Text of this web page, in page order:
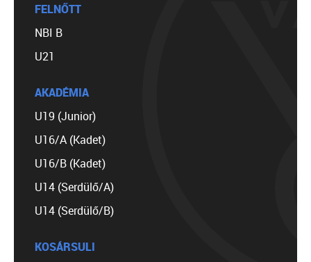
FELNŐTT
NBI B
U21
AKADÉMIA
U19 (Junior)
U16/A (Kadet)
U16/B (Kadet)
U14 (Serdülő/A)
U14 (Serdülő/B)
KOSÁRSULI